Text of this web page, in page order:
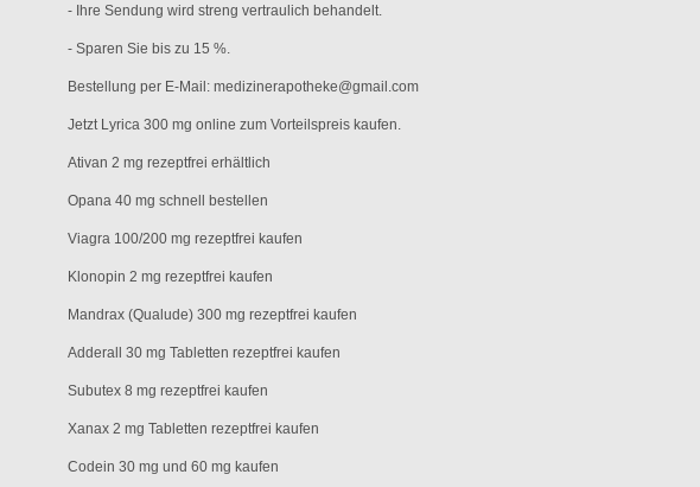
- Ihre Sendung wird streng vertraulich behandelt.
- Sparen Sie bis zu 15 %.
Bestellung per E-Mail: medizinerapotheke@gmail.com
Jetzt Lyrica 300 mg online zum Vorteilspreis kaufen.
Ativan 2 mg rezeptfrei erhältlich
Opana 40 mg schnell bestellen
Viagra 100/200 mg rezeptfrei kaufen
Klonopin 2 mg rezeptfrei kaufen
Mandrax (Qualude) 300 mg rezeptfrei kaufen
Adderall 30 mg Tabletten rezeptfrei kaufen
Subutex 8 mg rezeptfrei kaufen
Xanax 2 mg Tabletten rezeptfrei kaufen
Codein 30 mg und 60 mg kaufen